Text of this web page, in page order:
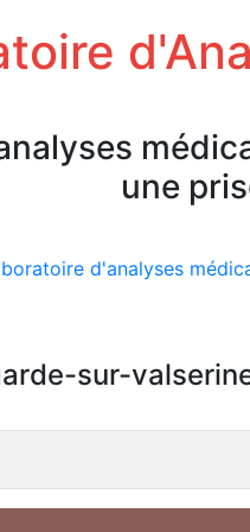
une
d'analyses
sur-